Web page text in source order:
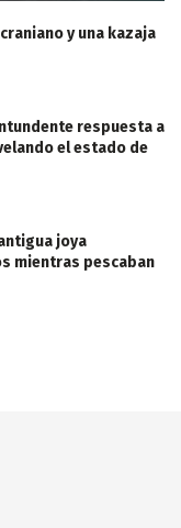
y una kazaja
respuesta a
el estado de
joya
mientras pescaban